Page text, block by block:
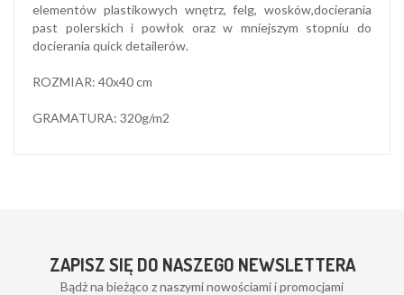
elementów plastikowych wnętrz, felg, wosków,docierania
past polerskich i powłok oraz w mniejszym stopniu do
docierania quick detailerów.
ROZMIAR: 40x40 cm
GRAMATURA: 320g/m2
ZAPISZ SIĘ DO NASZEGO NEWSLETTERA
Bądż na bieżąco z naszymi nowościami i promocjami